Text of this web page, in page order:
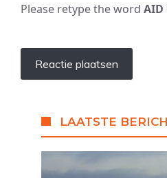
Please retype the word AID
LAATSTE